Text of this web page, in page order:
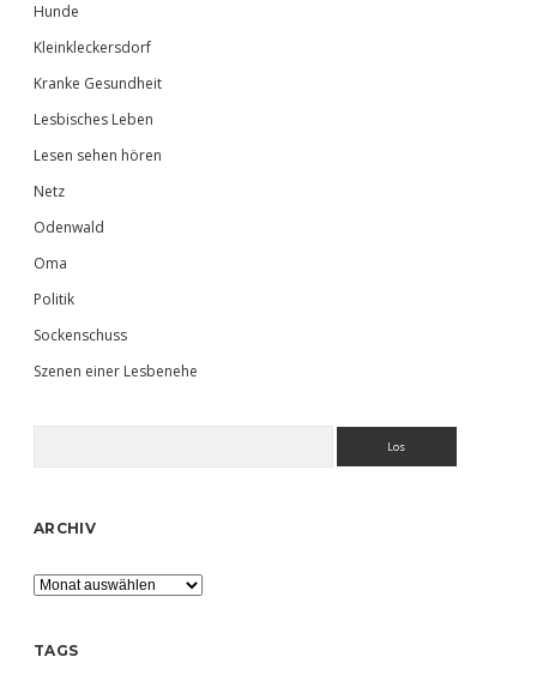
Hunde
Kleinkleckersdorf
Kranke Gesundheit
Lesbisches Leben
Lesen sehen hören
Netz
Odenwald
Oma
Politik
Sockenschuss
Szenen einer Lesbenehe
ARCHIV
Archiv
TAGS